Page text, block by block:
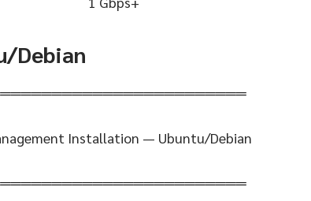
Debian
Installation — Ubuntu/Debian